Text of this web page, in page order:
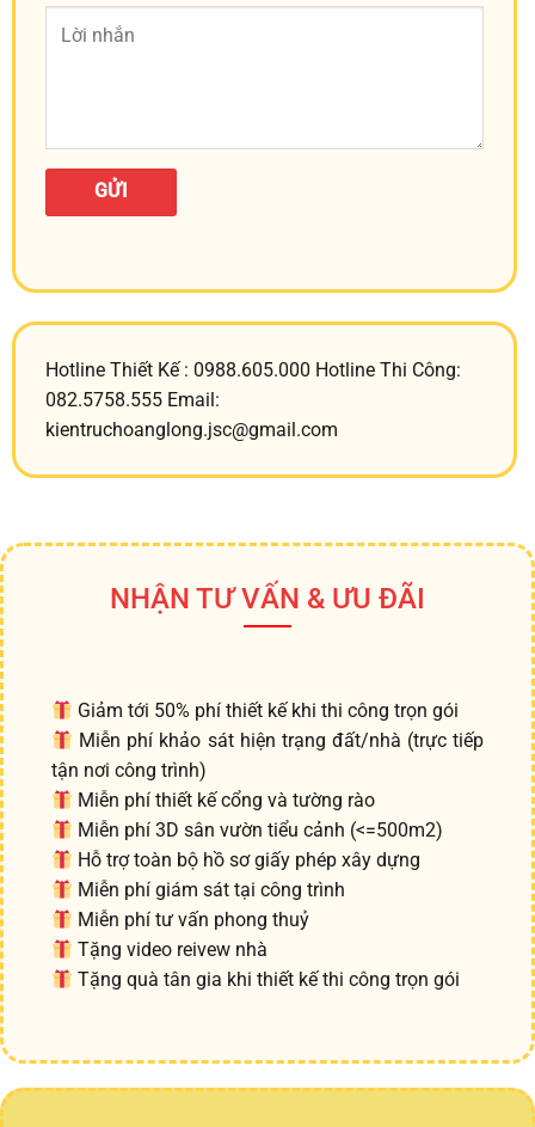
Hotline Thiết Kế : 0988.605.000 Hotline Thi Công:
082.5758.555 Email:
kientruchoanglong.jsc@gmail.com
NHẬN TƯ VẤN & ƯU ĐÃI
Giảm tới 50% phí thiết kế khi thi công trọn gói
Miễn phí khảo sát hiện trạng đất/nhà (trực tiếp
tận nơi công trình)
Miễn phí thiết kế cổng và tường rào
Miễn phí 3D sân vườn tiểu cảnh (<=500m2)
Hỗ trợ toàn bộ hồ sơ giấy phép xây dựng
Miễn phí giám sát tại công trình
Miễn phí tư vấn phong thuỷ
Tặng video reivew nhà
Tặng quà tân gia khi thiết kế thi công trọn gói